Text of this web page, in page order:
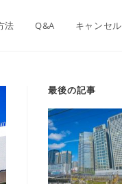
法 Q&A キャンセル
最後の記事